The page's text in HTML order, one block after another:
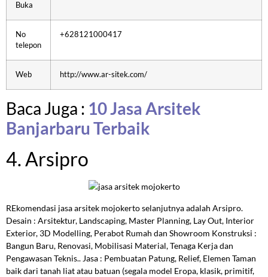
Buka
No
telepon
+628121000417
Web http://www.ar-sitek.com/
Baca Juga : 10 Jasa Arsitek
Banjarbaru Terbaik
4. Arsipro
REkomendasi jasa arsitek mojokerto selanjutnya adalah Arsipro.
Desain : Arsitektur, Landscaping, Master Planning, Lay Out, Interior
Exterior, 3D Modelling, Perabot Rumah dan Showroom Konstruksi :
Bangun Baru, Renovasi, Mobilisasi Material, Tenaga Kerja dan
Pengawasan Teknis.. Jasa : Pembuatan Patung, Relief, Elemen Taman
baik dari tanah liat atau batuan (segala model Eropa, klasik, primitif,